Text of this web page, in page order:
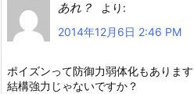
あれ？
より:
2014年12月6日 2:46 PM
ポイズンって防御力弱体化もあります
結構強力じゃないですか？